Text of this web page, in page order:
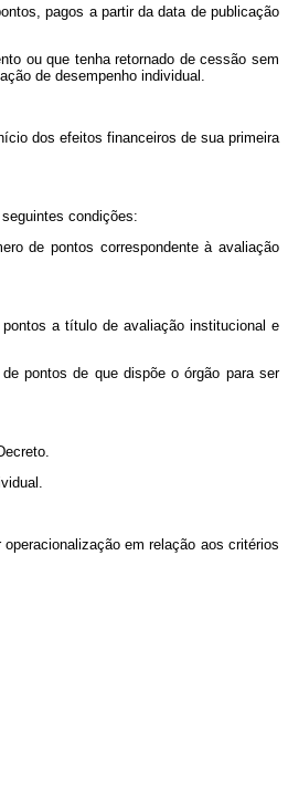
pagos a partir da data de publicação
ou que tenha retornado de cessão sem
de desempenho individual.
dos efeitos financeiros de sua primeira
condições:
de pontos correspondente à avaliação
a título de avaliação institucional e
pontos de que dispõe o órgão para ser
em relação aos critérios